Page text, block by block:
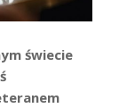
świecie